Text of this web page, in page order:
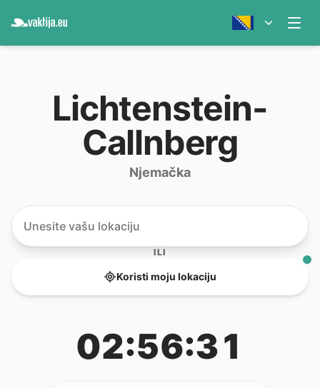
Lichtenstein-
Callnberg
Njemačka
ILI
Koristi moju lokaciju
02:56:31